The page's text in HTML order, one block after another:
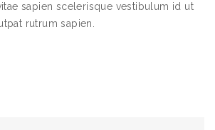
sapien scelerisque vestibulum id ut
rutrum sapien.